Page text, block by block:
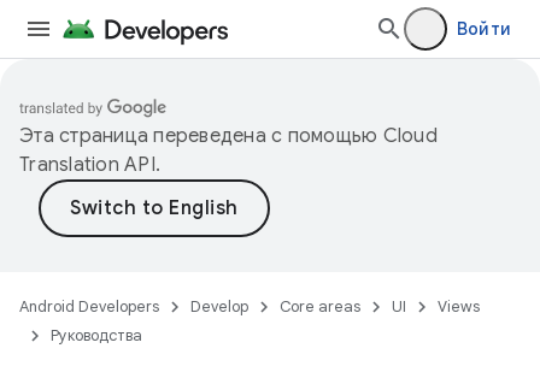
Войти
Эта страница переведена с помощью Cloud
Translation API.
Android Developers Develop Core areas UI
Views
Руководства